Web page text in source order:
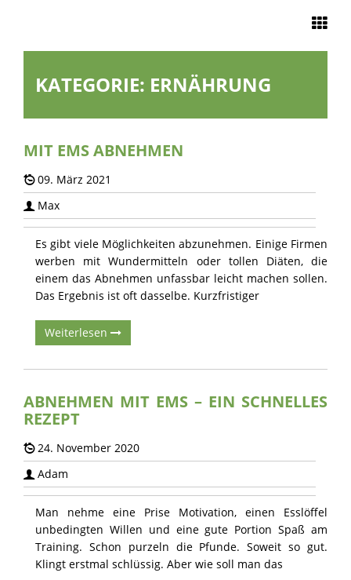
START
UNSERE
STUDIOS
EMS ZU HAUSE
ÜBER UNS
KONTAKT &
PROBETRAINING
KATEGORIE: ERNÄHRUNG
MIT EMS ABNEHMEN
09. März 2021
Max
Es gibt viele Möglichkeiten abzunehmen. Einige Firmen
werben mit Wundermitteln oder tollen Diäten, die
einem das Abnehmen unfassbar leicht machen sollen.
Das Ergebnis ist oft dasselbe. Kurzfristiger
Weiterlesen
ABNEHMEN MIT EMS – EIN SCHNELLES
REZEPT
24. November 2020
Adam
Man nehme eine Prise Motivation, einen Esslöffel
unbedingten Willen und eine gute Portion Spaß am
Training. Schon purzeln die Pfunde. Soweit so gut.
Klingt erstmal schlüssig. Aber wie soll man das